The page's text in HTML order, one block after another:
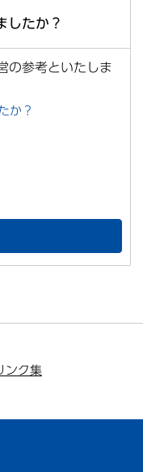
したか？
の参考といたしま
か？
ンク集